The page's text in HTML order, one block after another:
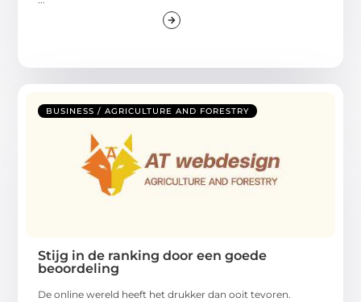
BUSINESS / AGRICULTURE AND FORESTRY
Stijg in de ranking door een goede
beoordeling
De online wereld heeft het drukker dan ooit tevoren.